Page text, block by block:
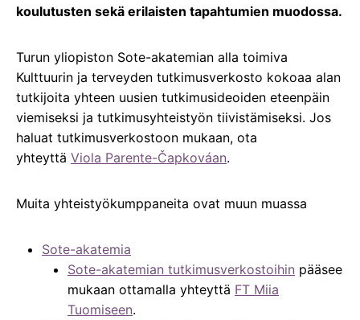
koulutusten sekä erilaisten tapahtumien muodossa.
Turun yliopiston Sote-akatemian alla toimiva
Kulttuurin ja terveyden tutkimusverkosto kokoaa alan
tutkijoita yhteen uusien tutkimusideoiden eteenpäin
viemiseksi ja tutkimusyhteistyön tiivistämiseksi. Jos
haluat tutkimusverkostoon mukaan, ota
yhteyttä Viola Parente-Čapkováan.
Muita yhteistyökumppaneita ovat muun muassa
Sote-akatemia
Sote-akatemian tutkimusverkostoihin pääsee
mukaan ottamalla yhteyttä FT Miia
Tuomiseen.